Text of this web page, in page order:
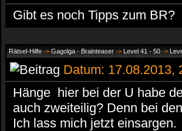
Gibt es noch Tipps zum BR?
Rätsel-Hilfe -> Gagolga - Brainteaser -> Level 41 - 50 ->
Datum:
Hänge hier bei der U habe
auch zweiteilig? Denn bei
Ich lass mich jetzt einsargen.